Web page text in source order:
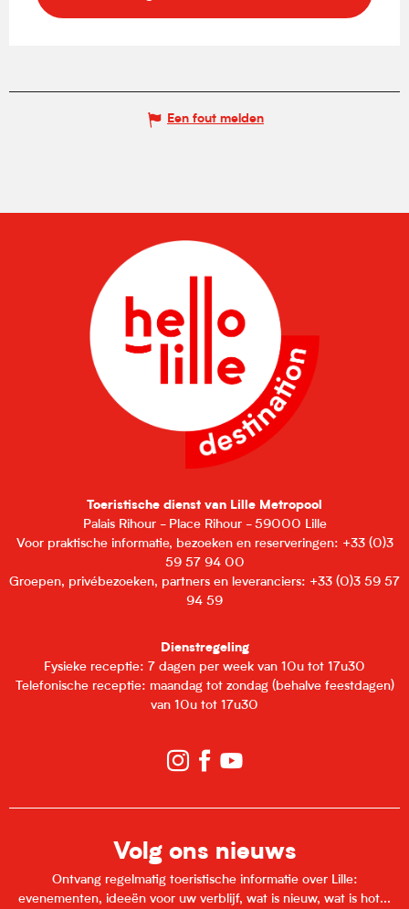
Een fout melden
Toeristische dienst van Lille Metropool
Palais Rihour - Place Rihour - 59000 Lille
Voor praktische informatie, bezoeken en reserveringen: +33 (0)3
59 57 94 00
Groepen, privébezoeken, partners en leveranciers: +33 (0)3 59 57
94 59
Dienstregeling
Fysieke receptie: 7 dagen per week van 10u tot 17u30
Telefonische receptie: maandag tot zondag (behalve feestdagen)
van 10u tot 17u30
Volg ons nieuws
Ontvang regelmatig toeristische informatie over Lille:
evenementen, ideeën voor uw verblijf, wat is nieuw, wat is hot...